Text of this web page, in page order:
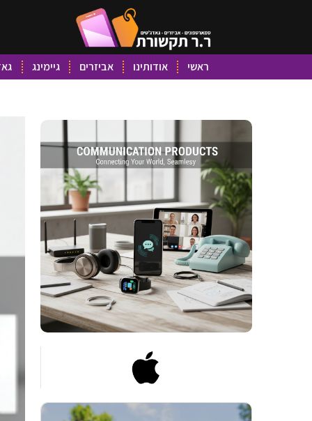
ראשי אודותינו אביזרים גיימינג